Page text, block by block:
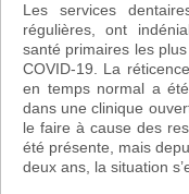
Les services
régulières, ont
santé primaires les
COVID-19. La
en temps normal a
dans une clinique
le faire à cause des
été présente, mais
deux ans, la situation